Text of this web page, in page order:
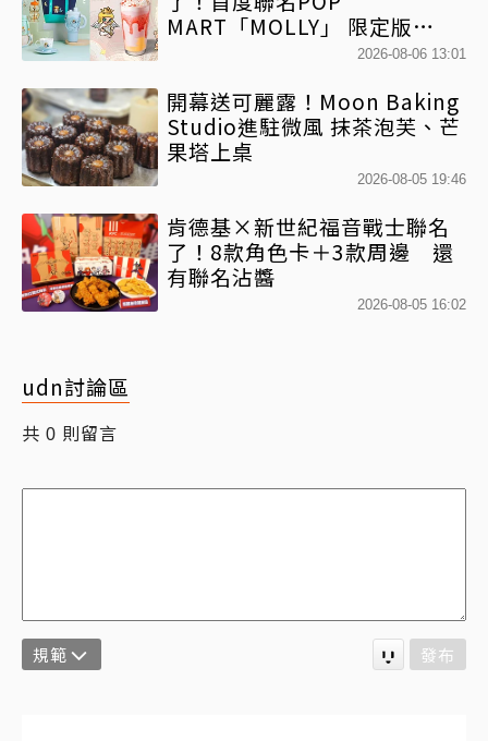
MART「MOLLY」 限定版
「MOLLYｘBearista小熊杯」
2026-08-06 13:01
開幕送可麗露！Moon Baking
Studio進駐微風 抹茶泡芙、芒
果塔上桌
2026-08-05 19:46
肯德基×新世紀福音戰士聯名
了！8款角色卡＋3款周邊 還
有聯名沾醬
2026-08-05 16:02
udn討論區
共 0 則留言
規範 發布